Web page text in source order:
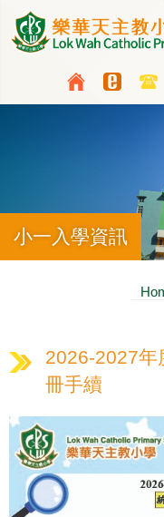
Skip to main content
小一入學資訊
2026-2027年
冊手續